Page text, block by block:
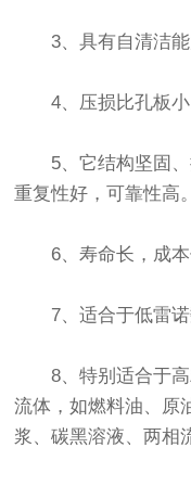
3、具有自清洁能
4、压损比孔板小
5、它结构坚固、
重复性好，可靠性高。
6、寿命长，成本
7、适合于低雷诺
8、特别适合于高
流体，如燃料油、原
浆、碳黑溶液、两相